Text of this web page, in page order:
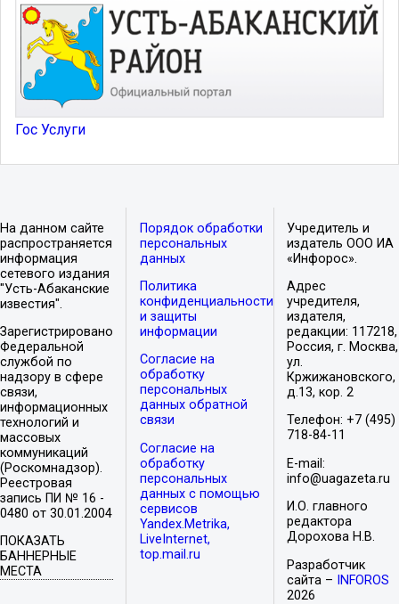
Гос Услуги
На данном сайте
распространяется
информация
сетевого издания
"Усть-Абаканские
известия".
Зарегистрировано
Федеральной
службой по
надзору в сфере
связи,
информационных
технологий и
массовых
коммуникаций
(Роскомнадзор).
Реестровая
запись ПИ № 16 -
0480 от 30.01.2004
ПОКАЗАТЬ
БАННЕРНЫЕ
МЕСТА
Порядок обработки
персональных
данных
Политика
конфиденциальности
и защиты
информации
Согласие на
обработку
персональных
данных обратной
связи
Согласие на
обработку
персональных
данных с помощью
сервисов
Yandex.Metrika,
LiveInternet,
top.mail.ru
Учредитель и
издатель ООО ИА
«Инфорос».
Адрес
учредителя,
издателя,
редакции: 117218,
Россия, г. Москва,
ул.
Кржижановского,
д.13, кор. 2
Телефон: +7 (495)
718-84-11
E-mail:
info@uagazeta.ru
И.О. главного
редактора
Дорохова Н.В.
Разработчик
сайта –
INFOROS
2026